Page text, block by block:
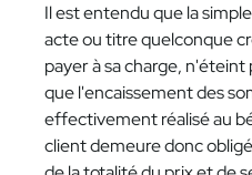
Il est entendu que la
acte ou titre quelconque
payer à sa charge,
que l'encaissement des
effectivement réalisé au
client demeure donc